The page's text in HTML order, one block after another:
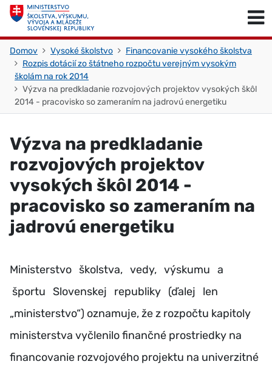
Skočiť na obsah
Domov Vysoké školstvo
Financovanie vysokého školstva
Rozpis dotácií zo štátneho rozpočtu verejným vysokým
školám na rok 2014
Výzva na predkladanie rozvojových projektov vysokých škôl
2014 - pracovisko so zameraním na jadrovú energetiku
Výzva na predkladanie
rozvojových projektov
vysokých škôl 2014 -
pracovisko so zameraním na
jadrovú energetiku
Ministerstvo školstva, vedy, výskumu a
športu Slovenskej republiky (ďalej len
„ministerstvo“) oznamuje, že z rozpočtu kapitoly
ministerstva vyčlenilo finančné prostriedky na
financovanie rozvojového projektu na univerzitné
Skočiť na začiatok stránky